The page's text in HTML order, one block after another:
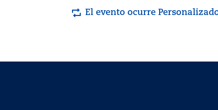
El evento ocurre